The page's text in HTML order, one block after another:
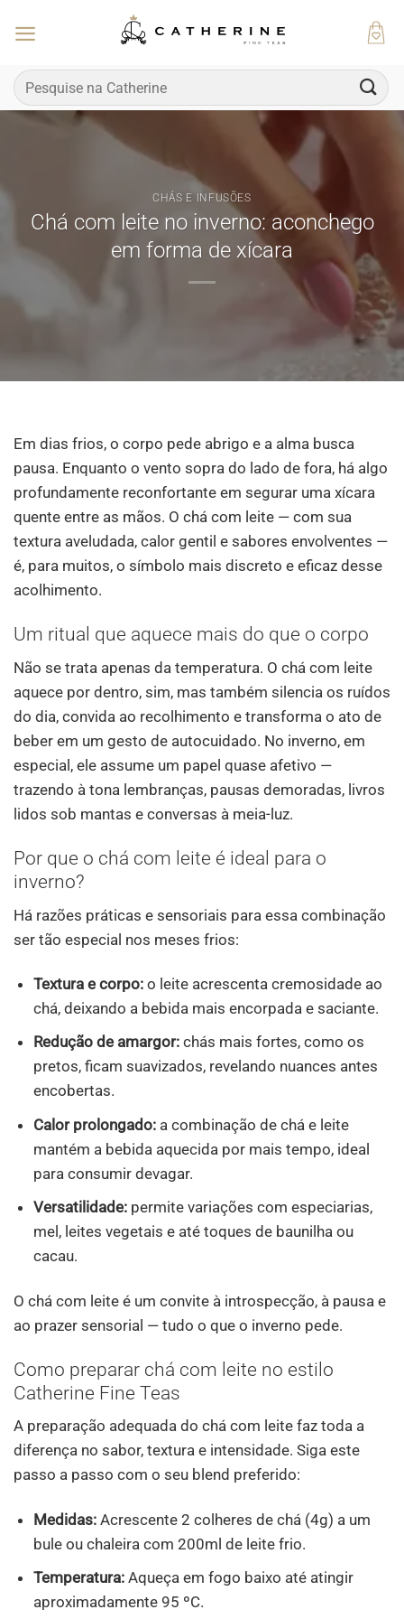
Pesquisar
por:
CHÁS E INFUSÕES
Chá com leite no inverno: aconchego
em forma de xícara
Em dias frios, o corpo pede abrigo e a alma busca
pausa. Enquanto o vento sopra do lado de fora, há algo
profundamente reconfortante em segurar uma xícara
quente entre as mãos. O chá com leite — com sua
textura aveludada, calor gentil e sabores envolventes —
é, para muitos, o símbolo mais discreto e eficaz desse
acolhimento.
Um ritual que aquece mais do que o corpo
Não se trata apenas da temperatura. O chá com leite
aquece por dentro, sim, mas também silencia os ruídos
do dia, convida ao recolhimento e transforma o ato de
beber em um gesto de autocuidado. No inverno, em
especial, ele assume um papel quase afetivo —
trazendo à tona lembranças, pausas demoradas, livros
lidos sob mantas e conversas à meia-luz.
Por que o chá com leite é ideal para o
inverno?
Há razões práticas e sensoriais para essa combinação
ser tão especial nos meses frios:
Textura e corpo:o leite acrescenta cremosidade ao
chá, deixando a bebida mais encorpada e saciante.
Redução de amargor:chás mais fortes, como os
pretos, ficam suavizados, revelando nuances antes
encobertas.
Calor prolongado: a combinação de chá e leite
mantém a bebida aquecida por mais tempo, ideal
para consumir devagar.
Versatilidade: permite variações com especiarias,
mel, leites vegetais e até toques de baunilha ou
cacau.
O chá com leite é um convite à introspecção, à pausa e
ao prazer sensorial — tudo o que o inverno pede.
Como preparar chá com leite no estilo
Catherine Fine Teas
A preparação adequada do chá com leite faz toda a
diferença no sabor, textura e intensidade. Siga este
passo a passo com o seu blend preferido:
Medidas: Acrescente 2 colheres de chá (4g) a um
bule ou chaleira com 200ml de leite frio.
Temperatura: Aqueça em fogo baixo até atingir
aproximadamente 95 ºC.